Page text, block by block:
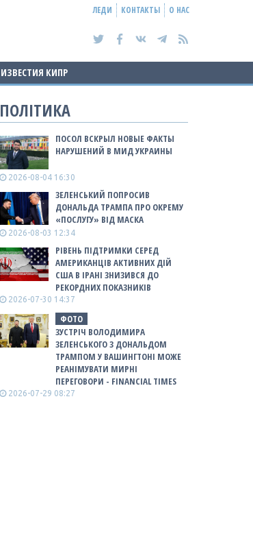
ЛЕДИ КОНТАКТЫ О НАС
ИЗВЕСТИЯ КИПР
ПОЛІТИКА
ПОСОЛ ВСКРЫЛ НОВЫЕ ФАКТЫ
НАРУШЕНИЙ В МИД УКРАИНЫ
2026-08-04 16:30
ЗЕЛЕНСЬКИЙ ПОПРОСИВ
ДОНАЛЬДА ТРАМПА ПРО ОКРЕМУ
«ПОСЛУГУ» ВІД МАСКА
2026-08-03 12:34
РІВЕНЬ ПІДТРИМКИ СЕРЕД
АМЕРИКАНЦІВ АКТИВНИХ ДІЙ
США В ІРАНІ ЗНИЗИВСЯ ДО
РЕКОРДНИХ ПОКАЗНИКІВ
2026-07-30 14:37
ФОТО
ЗУСТРІЧ ВОЛОДИМИРА
ЗЕЛЕНСЬКОГО З ДОНАЛЬДОМ
ТРАМПОМ У ВАШИНГТОНІ МОЖЕ
РЕАНІМУВАТИ МИРНІ
ПЕРЕГОВОРИ - FINANCIAL TIMES
2026-07-29 08:27